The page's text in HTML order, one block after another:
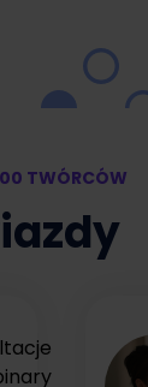
TWÓRCÓW